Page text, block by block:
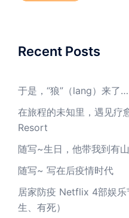
Recent Posts
于是，“狼”（lang）来了
在旅程的未知里，遇见疗
Resort
随写~生日，他带我到有
随写~ 写在后疫情时代
居家防疫 Netflix 4部娱
生、有死）